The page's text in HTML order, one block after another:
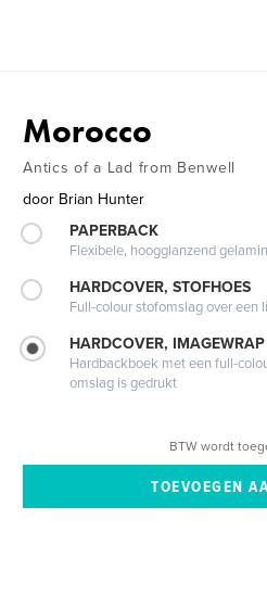
Morocco
Antics of a Lad from Benwell
door Brian Hunter
PAPERBACK
Flexibele, hoogglanzend
HARDCOVER, STOFHOES
Full-colour stofomslag over een
HARDCOVER, IMAGEWRAP
Hardbackboek met een full-
omslag is gedrukt
BTW wordt